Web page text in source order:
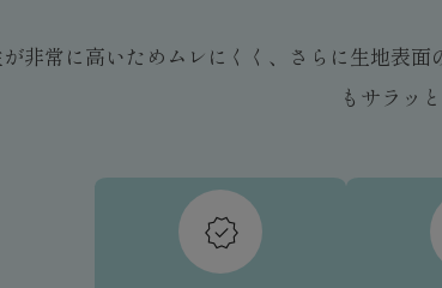
非常に高いためムレにくく、さらに生地表
もサラッ